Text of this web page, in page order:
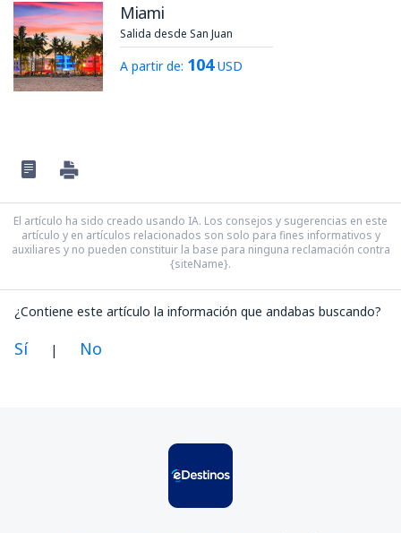
Miami
Salida desde San Juan
A partir de: 104 USD
El artículo ha sido creado usando IA. Los consejos y sugerencias en este
artículo y en artículos relacionados son solo para fines informativos y
auxiliares y no pueden constituir la base para ninguna reclamación contra
{siteName}.
¿Contiene este artículo la información que andabas buscando?
Sí | No
Contiene información incorrecta
No profundiza en el tema